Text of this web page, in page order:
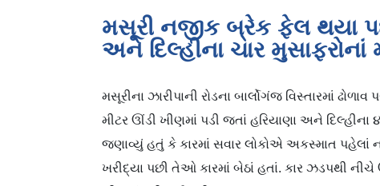
મસૂરી નજીક બ્રેક ફેલ થયા
અને દિલ્હીના ચાર મુસાફરોનાં
મસૂરીના ઝારીપાની રોડના બાર્લોગંજ વિસ્તારમાં
મીટર ઊંડી ખીણમાં પડી જતાં હરિયાણા અને
જણાવ્યું હતું કે કારમાં સવાર લોકોએ અકસ્માત પહેલાં
ખરીદ્યા પછી તેઓ કારમાં બેઠાં હતાં. કાર ઝડપથી